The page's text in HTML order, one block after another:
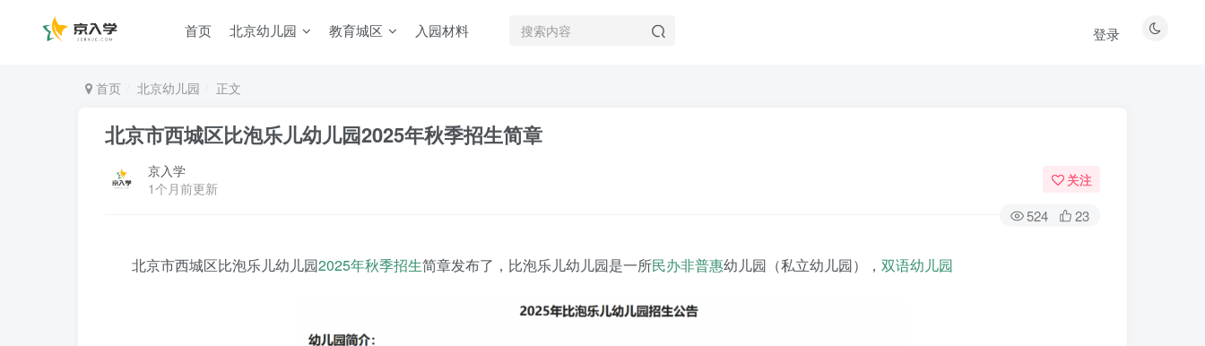
首页 北京幼儿园 教育城区 入园材料 登录
首页 北京幼儿园 正文
北京市西城区比泡乐儿幼儿园2025年秋季招生简章
京入学
1个月前更新
关注
524 23
北京市西城区比泡乐儿幼儿园2025年秋季招生简章发布了，比泡乐儿幼儿园是一所民办非普惠幼儿园（私立幼儿园）， 双语幼儿园